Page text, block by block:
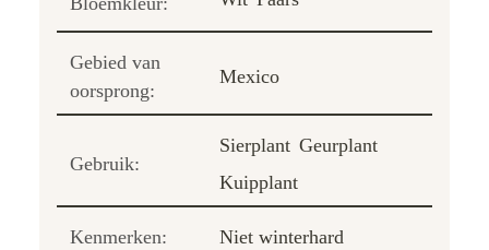
Gebied van
oorsprong:
Mexico
Gebruik:
Sierplant Geurplant
Kuipplant
Kenmerken: Niet winterhard